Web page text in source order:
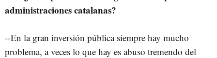
administraciones catalanas?
--En la gran inversión pública siempre hay mucho
problema, a veces lo que hay es abuso tremendo del